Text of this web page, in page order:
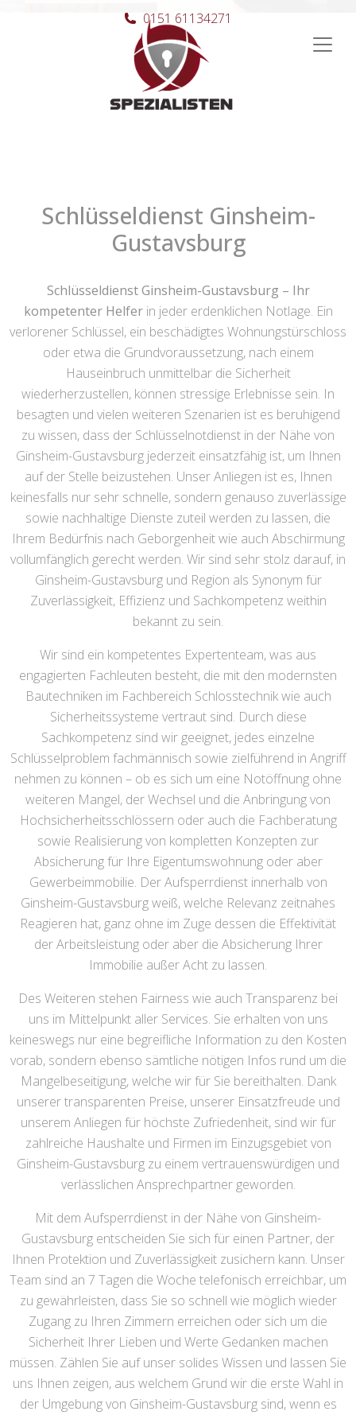
Hauptnavigation
0151 61134271
Schlüsseldienst Ginsheim-
Gustavsburg
Schlüsseldienst Ginsheim-Gustavsburg – Ihr
kompetenter Helferin jeder erdenklichen Notlage. Ein
verlorener Schlüssel, ein beschädigtes Wohnungstürschloss
oder etwa die Grundvoraussetzung, nach einem
Hauseinbruch unmittelbar die Sicherheit
wiederherzustellen, können stressige Erlebnisse sein. In
besagten und vielen weiteren Szenarien ist es beruhigend
zu wissen, dass der Schlüsselnotdienst in der Nähe von
Ginsheim-Gustavsburg jederzeit einsatzfähig ist, um Ihnen
auf der Stelle beizustehen. Unser Anliegen ist es, Ihnen
keinesfalls nur sehr schnelle, sondern genauso zuverlässige
sowie nachhaltige Dienste zuteil werden zu lassen, die
Ihrem Bedürfnis nach Geborgenheit wie auch Abschirmung
vollumfänglich gerecht werden. Wir sind sehr stolz darauf, in
Ginsheim-Gustavsburg und Region als Synonym für
Zuverlässigkeit, Effizienz und Sachkompetenz weithin
bekannt zu sein.
Wir sind ein kompetentes Expertenteam, was aus
engagierten Fachleuten besteht, die mit den modernsten
Bautechniken im Fachbereich Schlosstechnik wie auch
Sicherheitssysteme vertraut sind. Durch diese
Sachkompetenz sind wir geeignet, jedes einzelne
Schlüsselproblem fachmännisch sowie zielführend in Angriff
nehmen zu können – ob es sich um eine Notöffnung ohne
weiteren Mangel, der Wechsel und die Anbringung von
Hochsicherheitsschlössern oder auch die Fachberatung
sowie Realisierung von kompletten Konzepten zur
Absicherung für Ihre Eigentumswohnung oder aber
Gewerbeimmobilie. Der Aufsperrdienst innerhalb von
Ginsheim-Gustavsburg weiß, welche Relevanz zeitnahes
Reagieren hat, ganz ohne im Zuge dessen die Effektivität
der Arbeitsleistung oder aber die Absicherung Ihrer
Immobilie außer Acht zu lassen.
Des Weiteren stehen Fairness wie auch Transparenz bei
uns im Mittelpunkt aller Services. Sie erhalten von uns
keineswegs nur eine begreifliche Information zu den Kosten
vorab, sondern ebenso sämtliche nötigen Infos rund um die
Mangelbeseitigung, welche wir für Sie bereithalten. Dank
unserer transparenten Preise, unserer Einsatzfreude und
unserem Anliegen für höchste Zufriedenheit, sind wir für
zahlreiche Haushalte und Firmen im Einzugsgebiet von
Ginsheim-Gustavsburg zu einem vertrauenswürdigen und
verlässlichen Ansprechpartner geworden.
Mit dem Aufsperrdienst in der Nähe von Ginsheim-
Gustavsburg entscheiden Sie sich für einen Partner, der
Ihnen Protektion und Zuverlässigkeit zusichern kann. Unser
Team sind an 7 Tagen die Woche telefonisch erreichbar, um
zu gewährleisten, dass Sie so schnell wie möglich wieder
Zugang zu Ihren Zimmern erreichen oder sich um die
Sicherheit Ihrer Lieben und Werte Gedanken machen
müssen. Zählen Sie auf unser solides Wissen und lassen Sie
uns Ihnen zeigen, aus welchem Grund wir die erste Wahl in
der Umgebung von Ginsheim-Gustavsburg sind, wenn es